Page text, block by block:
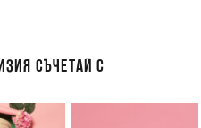
СЪЧЕТАЙ С